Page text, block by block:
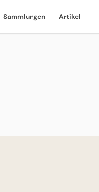
Sammlungen Artikel